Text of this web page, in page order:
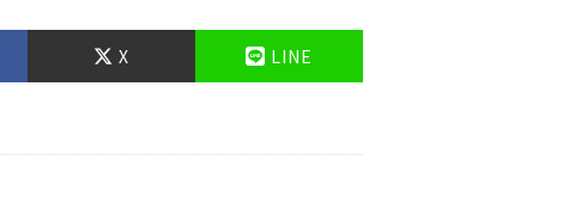
X LINE